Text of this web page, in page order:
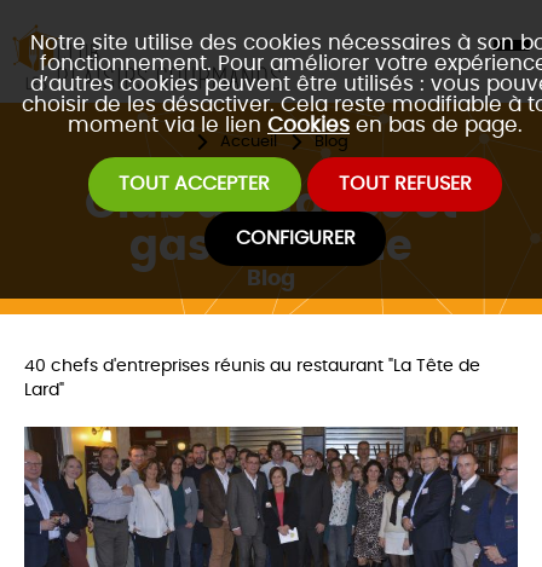
Notre site utilise des cookies nécessaires à son
fonctionnement. Pour améliorer votre
d’autres cookies peuvent être utilisés : vous
choisir de les désactiver. Cela reste modifiable à
moment via le lien Cookies en bas de page.
TOUT ACCEPTER TOUT REFUSER
CONFIGURER
Accueil Blog
Club d'affaires et
gastronomie
Blog
40 chefs d'entreprises réunis au restaurant "La Tête de
Lard"